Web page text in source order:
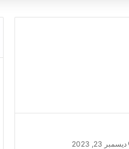
ديسمبر 23, 2023